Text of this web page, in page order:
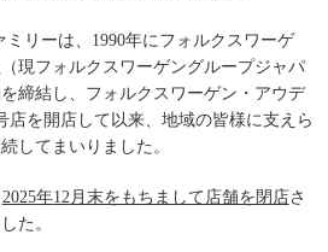
リーは、 1990年にフォルクスワーゲ
現フォルクスワーゲングループジャパ
締結し、フォルクスワーゲン・アウデ
店を開店して以来、地域の皆様に支えら
してまいりました。
2025年12月末をもちまして店舗を閉店さ
た。